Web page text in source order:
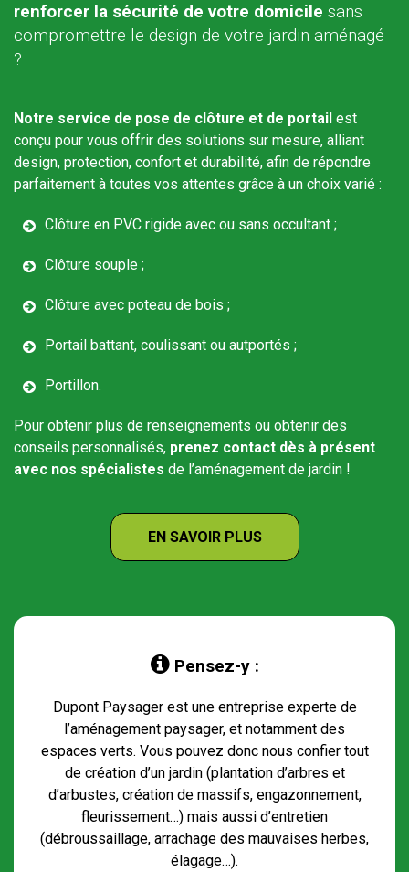
renforcer la sécurité de votre domicile sans
compromettre le design de votre jardin aménagé
?
Notre service de pose de clôture et de portail est
conçu pour vous offrir des solutions sur mesure, alliant
design, protection, confort et durabilité, afin de répondre
parfaitement à toutes vos attentes grâce à un choix varié :
Clôture en PVC rigide avec ou sans occultant ;
Clôture souple ;
Clôture avec poteau de bois ;
Portail battant, coulissant ou autportés ;
Portillon.
Pour obtenir plus de renseignements ou obtenir des
conseils personnalisés, prenez contact dès à présent
avec nos spécialistes de l’aménagement de jardin !
EN SAVOIR PLUS
Pensez-y :
Dupont Paysager est une entreprise experte de
l’aménagement paysager, et notamment des
espaces verts. Vous pouvez donc nous confier tout
de création d’un jardin (plantation d’arbres et
d’arbustes, création de massifs, engazonnement,
fleurissement…) mais aussi d’entretien
(débroussaillage, arrachage des mauvaises herbes,
élagage…).